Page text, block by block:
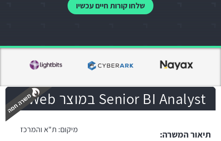
שלחו קורות חיים עכשיו
Senior BI Analyst במוצר Web
מיקום: ת"א והמרכז
תיאור המשרה: